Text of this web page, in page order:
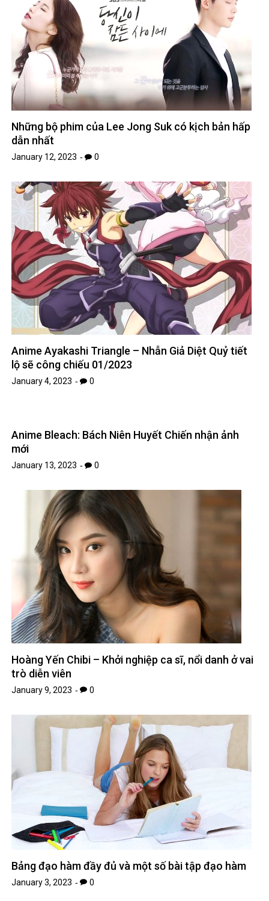
Những bộ phim của Lee Jong Suk có kịch bản hấp
dẫn nhất
January 12, 2023 0
Anime Ayakashi Triangle – Nhẫn Giả Diệt Quỷ tiết
lộ sẽ công chiếu 01/2023
January 4, 2023 0
Anime Bleach: Bách Niên Huyết Chiến nhận ảnh
mới
January 13, 2023 0
Hoàng Yến Chibi – Khởi nghiệp ca sĩ, nổi danh ở vai
trò diễn viên
January 9, 2023 0
Bảng đạo hàm đầy đủ và một số bài tập đạo hàm
January 3, 2023 0